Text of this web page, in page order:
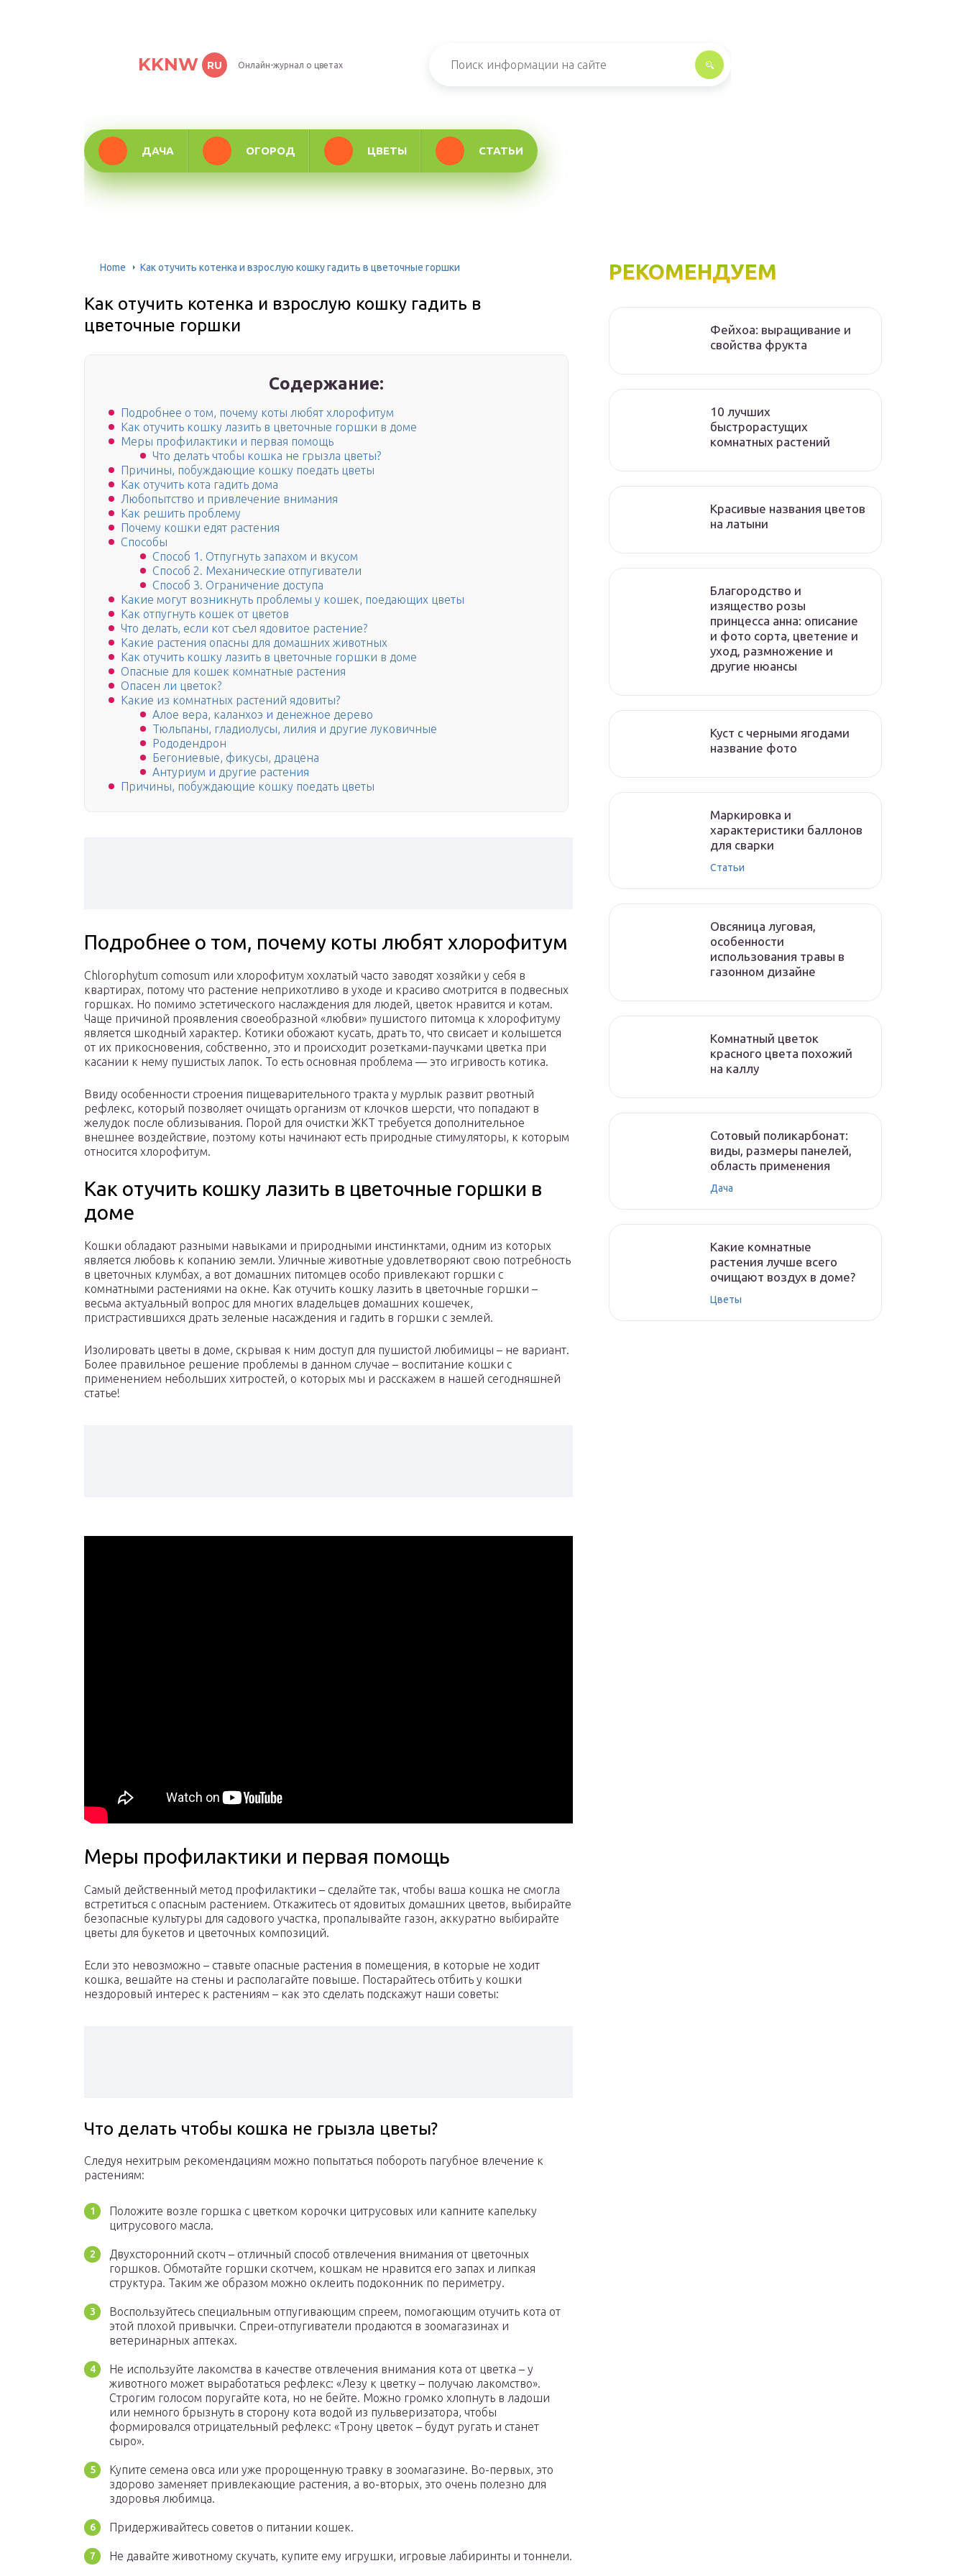
KKNW RU Онлайн-журнал о цветах
ДАЧА ОГОРОД ЦВЕТЫ СТАТЬИ
Home Как отучить котенка и взрослую кошку гадить в цветочные горшки
Как отучить котенка и взрослую кошку гадить в
цветочные горшки
Содержание:
Подробнее о том, почему коты любят хлорофитум
Как отучить кошку лазить в цветочные горшки в доме
Меры профилактики и первая помощь
Что делать чтобы кошка не грызла цветы?
Причины, побуждающие кошку поедать цветы
Как отучить кота гадить дома
Любопытство и привлечение внимания
Как решить проблему
Почему кошки едят растения
Способы
Способ 1. Отпугнуть запахом и вкусом
Способ 2. Механические отпугиватели
Способ 3. Ограничение доступа
Какие могут возникнуть проблемы у кошек, поедающих цветы
Как отпугнуть кошек от цветов
Что делать, если кот съел ядовитое растение?
Какие растения опасны для домашних животных
Как отучить кошку лазить в цветочные горшки в доме
Опасные для кошек комнатные растения
Опасен ли цветок?
Какие из комнатных растений ядовиты?
Алое вера, каланхоэ и денежное дерево
Тюльпаны, гладиолусы, лилия и другие луковичные
Рододендрон
Бегониевые, фикусы, драцена
Антуриум и другие растения
Причины, побуждающие кошку поедать цветы
Подробнее о том, почему коты любят хлорофитум
Chlorophytum comosum или хлорофитум хохлатый часто заводят хозяйки у себя в
квартирах, потому что растение неприхотливо в уходе и красиво смотрится в подвесных
горшках. Но помимо эстетического наслаждения для людей, цветок нравится и котам.
Чаще причиной проявления своеобразной «любви» пушистого питомца к хлорофитуму
является шкодный характер. Котики обожают кусать, драть то, что свисает и колышется
от их прикосновения, собственно, это и происходит розетками-паучками цветка при
касании к нему пушистых лапок. То есть основная проблема — это игривость котика.
Ввиду особенности строения пищеварительного тракта у мурлык развит рвотный
рефлекс, который позволяет очищать организм от клочков шерсти, что попадают в
желудок после облизывания. Порой для очистки ЖКТ требуется дополнительное
внешнее воздействие, поэтому коты начинают есть природные стимуляторы, к которым
относится хлорофитум.
Как отучить кошку лазить в цветочные горшки в
доме
Кошки обладают разными навыками и природными инстинктами, одним из которых
является любовь к копанию земли. Уличные животные удовлетворяют свою потребность
в цветочных клумбах, а вот домашних питомцев особо привлекают горшки с
комнатными растениями на окне. Как отучить кошку лазить в цветочные горшки –
весьма актуальный вопрос для многих владельцев домашних кошечек,
пристрастившихся драть зеленые насаждения и гадить в горшки с землей.
Изолировать цветы в доме, скрывая к ним доступ для пушистой любимицы – не вариант.
Более правильное решение проблемы в данном случае – воспитание кошки с
применением небольших хитростей, о которых мы и расскажем в нашей сегодняшней
статье!
Меры профилактики и первая помощь
Самый действенный метод профилактики – сделайте так, чтобы ваша кошка не смогла
встретиться с опасным растением. Откажитесь от ядовитых домашних цветов, выбирайте
безопасные культуры для садового участка, пропалывайте газон, аккуратно выбирайте
цветы для букетов и цветочных композиций.
Если это невозможно – ставьте опасные растения в помещения, в которые не ходит
кошка, вешайте на стены и располагайте повыше. Постарайтесь отбить у кошки
нездоровый интерес к растениям – как это сделать подскажут наши советы:
Что делать чтобы кошка не грызла цветы?
Следуя нехитрым рекомендациям можно попытаться побороть пагубное влечение к
растениям:
Положите возле горшка с цветком корочки цитрусовых или капните капельку
цитрусового масла.
Двухсторонний скотч – отличный способ отвлечения внимания от цветочных
горшков. Обмотайте горшки скотчем, кошкам не нравится его запах и липкая
структура. Таким же образом можно оклеить подоконник по периметру.
Воспользуйтесь специальным отпугивающим спреем, помогающим отучить кота от
этой плохой привычки. Спреи-отпугиватели продаются в зоомагазинах и
ветеринарных аптеках.
Не используйте лакомства в качестве отвлечения внимания кота от цветка – у
животного может выработаться рефлекс: «Лезу к цветку – получаю лакомство».
Строгим голосом поругайте кота, но не бейте. Можно громко хлопнуть в ладоши
или немного брызнуть в сторону кота водой из пульверизатора, чтобы
формировался отрицательный рефлекс: «Трону цветок – будут ругать и станет
сыро».
Купите семена овса или уже пророщенную травку в зоомагазине. Во-первых, это
здорово заменяет привлекающие растения, а во-вторых, это очень полезно для
здоровья любимца.
Придерживайтесь советов о питании кошек.
Не давайте животному скучать, купите ему игрушки, игровые лабиринты и тоннели.
РЕКОМЕНДУЕМ
Фейхоа: выращивание и
свойства фрукта
10 лучших
быстрорастущих
комнатных растений
Красивые названия цветов
на латыни
Благородство и
изящество розы
принцесса анна: описание
и фото сорта, цветение и
уход, размножение и
другие нюансы
Куст с черными ягодами
название фото
Маркировка и
характеристики баллонов
для сварки
Статьи
Овсяница луговая,
особенности
использования травы в
газонном дизайне
Комнатный цветок
красного цвета похожий
на каллу
Сотовый поликарбонат:
виды, размеры панелей,
область применения
Дача
Какие комнатные
растения лучше всего
очищают воздух в доме?
Цветы